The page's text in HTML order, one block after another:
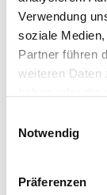
Verwendung
soziale
Partner führen
weiteren Daten
Notwendig
Präferenzen